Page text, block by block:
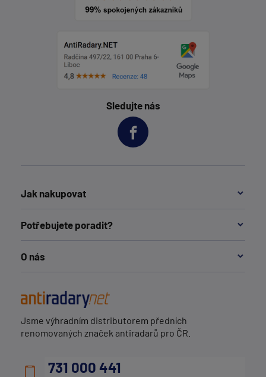
Sledujte nás
Jak nakupovat
Potřebujete poradit?
O nás
Jsme výhradním distributorem předních
renomovaných značek antiradarů pro ČR.
731 000 441